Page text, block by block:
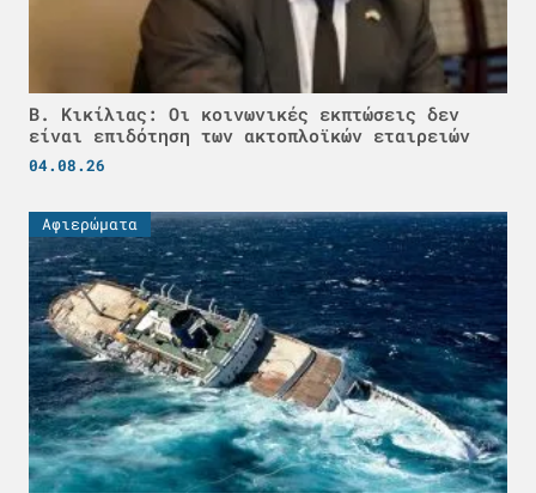
Β. Κικίλιας: Οι κοινωνικές εκπτώσεις δεν
είναι επιδότηση των ακτοπλοϊκών εταιρειών
04.08.26
Αφιερώματα